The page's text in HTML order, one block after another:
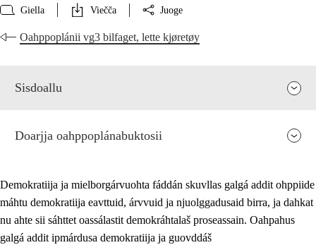
Giella Viečča Juoge
Oahppoplánii vg3 bilfaget, lette kjøretøy
Sisdoallu
Doarjja oahppoplánabuktosii
Demokratiija ja mielborgárvuohta fáddán skuvllas galgá addit ohppiide
máhtu demokratiija eavttuid, árvvuid ja njuolggadusaid birra, ja dahkat
nu ahte sii sáhttet oassálastit demokráhtalaš proseassain. Oahpahus
galgá addit ipmárdusa demokratiija ja guovddáš